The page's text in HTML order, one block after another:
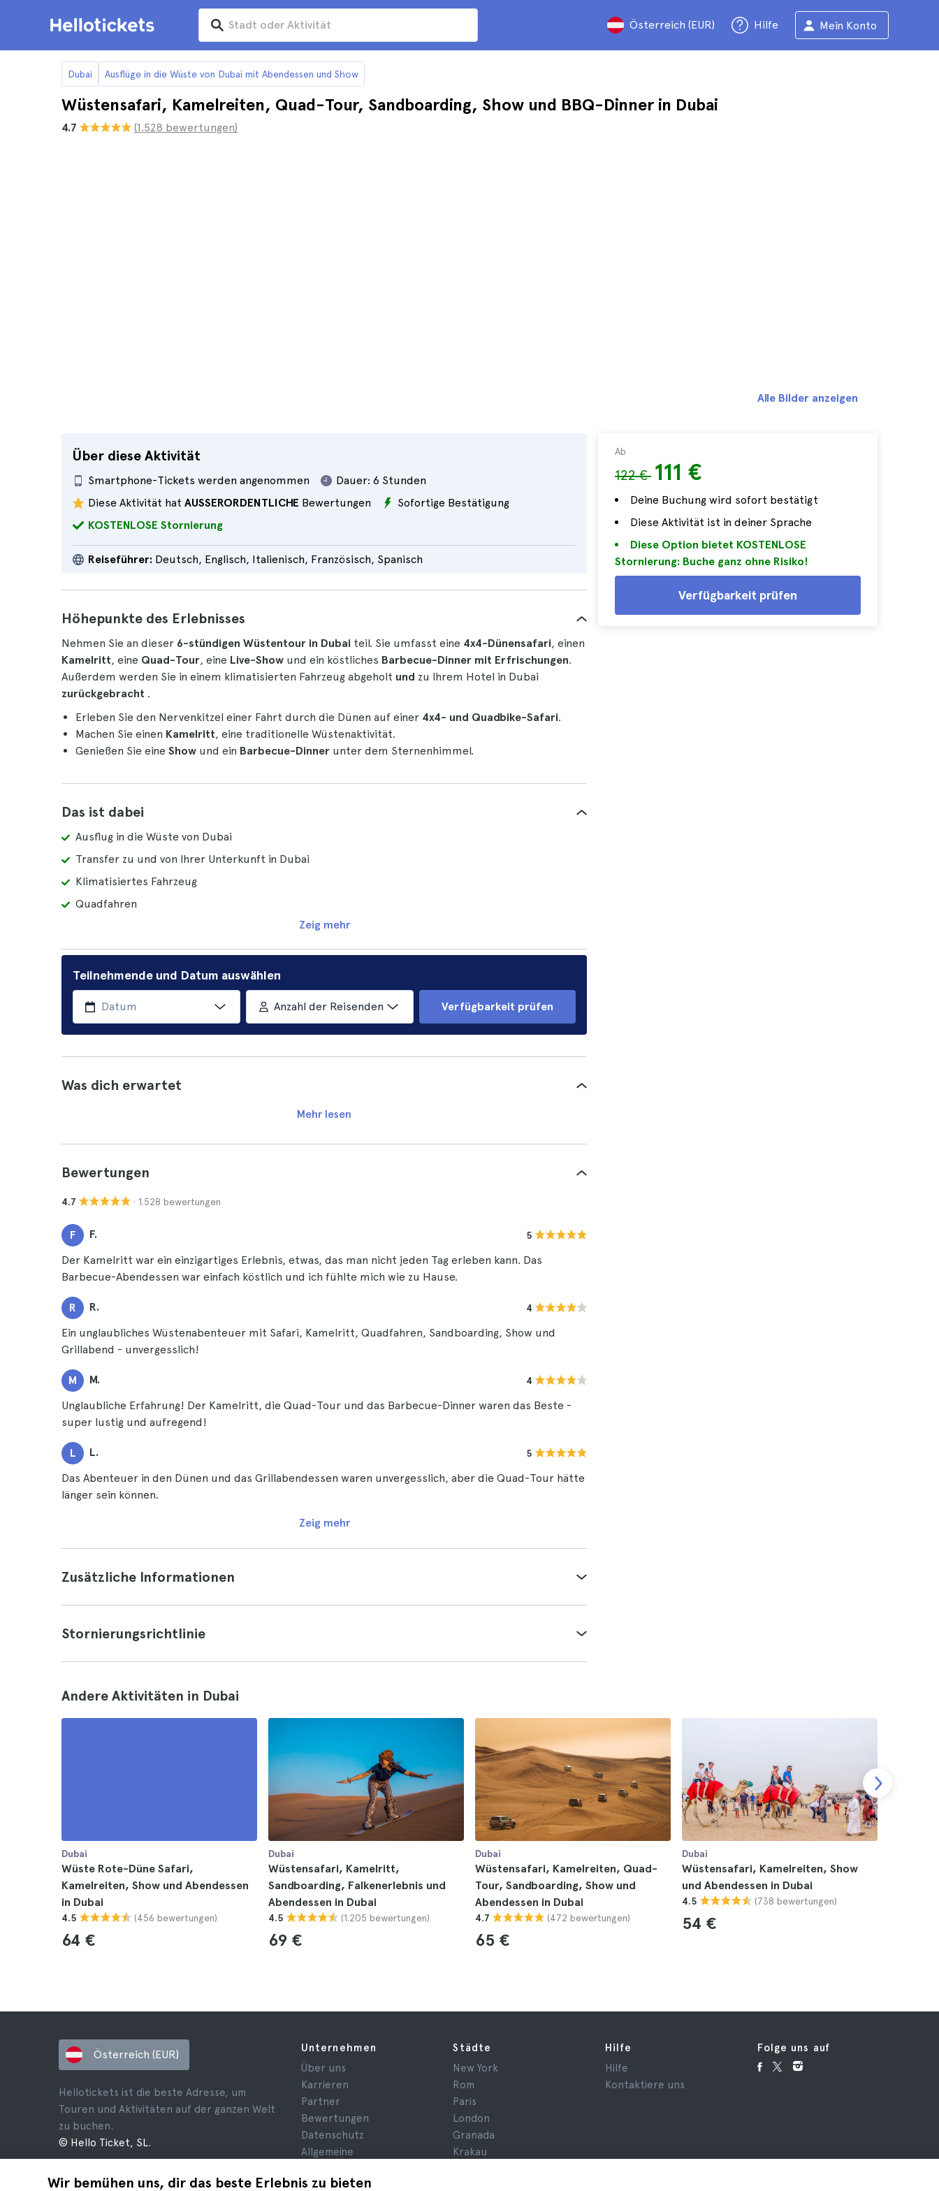
Österreich (EUR) Hilfe Mein Konto
Dubai Ausflüge in die Wüste von Dubai mit Abendessen und Show
Wüstensafari, Kamelreiten, Quad-Tour, Sandboarding, Show und BBQ-Dinner in Dubai
4.7 (1.528 bewertungen)
Über diese Aktivität
Smartphone-Tickets werden angenommen Dauer: 6 Stunden
Diese Aktivität hat AUSSERORDENTLICHE Bewertungen
Sofortige Bestätigung
KOSTENLOSE Stornierung
Reiseführer: Deutsch, Englisch, Italienisch, Französisch, Spanisch
Ab
122 € 111 €
Deine Buchung wird sofort bestätigt
Diese Aktivität ist in deiner Sprache
Diese Option bietet KOSTENLOSE
Stornierung: Buche ganz ohne Risiko!
Verfügbarkeit prüfen
Alle Bilder anzeigen
Höhepunkte des Erlebnisses
Nehmen Sie an dieser 6-stündigen Wüstentour in Dubai teil. Sie umfasst eine 4x4-Dünensafari, einen
Kamelritt, eine Quad-Tour, eine Live-Show und ein köstliches Barbecue-Dinner mit Erfrischungen.
Außerdem werden Sie in einem klimatisierten Fahrzeug abgeholt und zu Ihrem Hotel in Dubai
zurückgebracht .
Erleben Sie den Nervenkitzel einer Fahrt durch die Dünen auf einer 4x4- und Quadbike-Safari.
Machen Sie einen Kamelritt, eine traditionelle Wüstenaktivität.
Genießen Sie eine Show und ein Barbecue-Dinner unter dem Sternenhimmel.
Das ist dabei
Ausflug in die Wüste von Dubai
Transfer zu und von Ihrer Unterkunft in Dubai
Klimatisiertes Fahrzeug
Quadfahren
Zeig mehr
Teilnehmende und Datum auswählen
Anzahl der Reisenden Verfügbarkeit prüfen
Was dich erwartet
Mehr lesen
Bewertungen
4.7 · 1.528 bewertungen
F F. 5
Der Kamelritt war ein einzigartiges Erlebnis, etwas, das man nicht jeden Tag erleben kann. Das
Barbecue-Abendessen war einfach köstlich und ich fühlte mich wie zu Hause.
R R. 4
Ein unglaubliches Wüstenabenteuer mit Safari, Kamelritt, Quadfahren, Sandboarding, Show und
Grillabend - unvergesslich!
M M. 4
Unglaubliche Erfahrung! Der Kamelritt, die Quad-Tour und das Barbecue-Dinner waren das Beste -
super lustig und aufregend!
L L. 5
Das Abenteuer in den Dünen und das Grillabendessen waren unvergesslich, aber die Quad-Tour hätte
länger sein können.
Zeig mehr
Zusätzliche Informationen
Stornierungsrichtlinie
Andere Aktivitäten in Dubai
Dubai
Wüste Rote-Düne Safari,
Kamelreiten, Show und Abendessen
in Dubai
4.5 (456 bewertungen)
64 €
Dubai
Wüstensafari, Kamelritt,
Sandboarding, Falkenerlebnis und
Abendessen in Dubai
4.5 (1.205 bewertungen)
69 €
Dubai
Wüstensafari, Kamelreiten, Quad-
Tour, Sandboarding, Show und
Abendessen in Dubai
4.7 (472 bewertungen)
65 €
Dubai
Wüstensafari, Kamelreiten, Show
und Abendessen in Dubai
4.5 (738 bewertungen)
54 €
Wir bemühen uns, dir das beste Erlebnis zu bieten
Österreich (EUR)
Hellotickets ist die beste Adresse, um
Touren und Aktivitäten auf der ganzen Welt
zu buchen.
© Hello Ticket, SL.
Unternehmen
Über uns
Karrieren
Partner
Bewertungen
Datenschutz
Allgemeine
Rechtsberatung
Städte
New York
Rom
Paris
London
Granada
Krakau
Hilfe
Hilfe
Kontaktiere uns
Folge uns auf